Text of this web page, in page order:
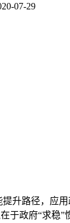
07-29
升路径，
于政府“求